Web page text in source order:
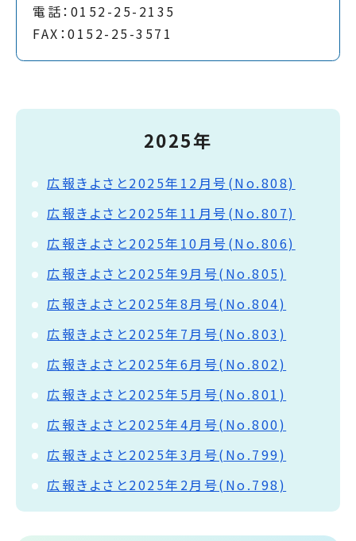
電話：0152-25-2135
FAX：0152-25-3571
2025年
広報きよさと2025年12月号(No.808)
広報きよさと2025年11月号(No.807)
広報きよさと2025年10月号(No.806)
広報きよさと2025年9月号(No.805)
広報きよさと2025年8月号(No.804)
広報きよさと2025年7月号(No.803)
広報きよさと2025年6月号(No.802)
広報きよさと2025年5月号(No.801)
広報きよさと2025年4月号(No.800)
広報きよさと2025年3月号(No.799)
広報きよさと2025年2月号(No.798)